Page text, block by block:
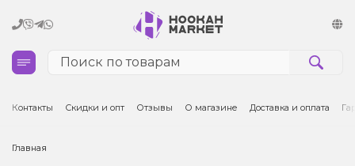
Кальяны
Табак для кальяна и кальянные смеси
Контакты Скидки и опт Отзывы О магазине Доставка и оплата
Главная